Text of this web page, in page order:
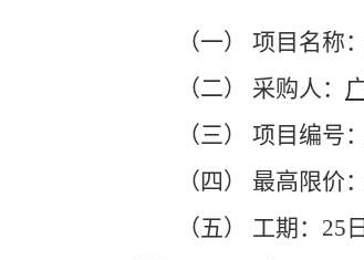
（一） 项目名称：
（二） 采购人：
（三） 项目编号：
（四） 最高限价：
（五） 工期： 25